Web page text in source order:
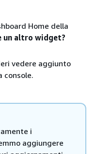
Home della
un altro widget?
vedere aggiunto
console.
i
aggiungere